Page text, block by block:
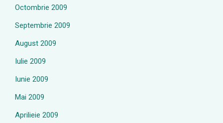
Octombrie 2009
Septembrie 2009
August 2009
Iulie 2009
Iunie 2009
Mai 2009
Aprilieie 2009